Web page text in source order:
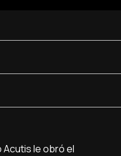
Acutis le obró el